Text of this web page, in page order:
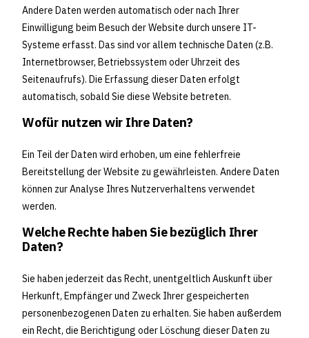
Andere Daten werden automatisch oder nach Ihrer
Einwilligung beim Besuch der Website durch unsere IT-
Systeme erfasst. Das sind vor allem technische Daten (z.B.
Internetbrowser, Betriebssystem oder Uhrzeit des
Seitenaufrufs). Die Erfassung dieser Daten erfolgt
automatisch, sobald Sie diese Website betreten.
Wofür nutzen wir Ihre Daten?
Ein Teil der Daten wird erhoben, um eine fehlerfreie
Bereitstellung der Website zu gewährleisten. Andere Daten
können zur Analyse Ihres Nutzerverhaltens verwendet
werden.
Welche Rechte haben Sie bezüglich Ihrer
Daten?
Sie haben jederzeit das Recht, unentgeltlich Auskunft über
Herkunft, Empfänger und Zweck Ihrer gespeicherten
personenbezogenen Daten zu erhalten. Sie haben außerdem
ein Recht, die Berichtigung oder Löschung dieser Daten zu